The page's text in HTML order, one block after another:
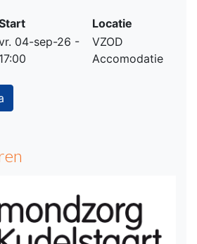
Locatie
04-sep-26 -
17:00
VZOD
Accomodatie